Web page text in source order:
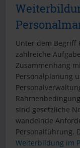
Unter dem Begriff
zahlreiche
Zusammenhang
Personalplanung
sind gesetzliche
wandelnde
Personalführung.
Weiterbildung im